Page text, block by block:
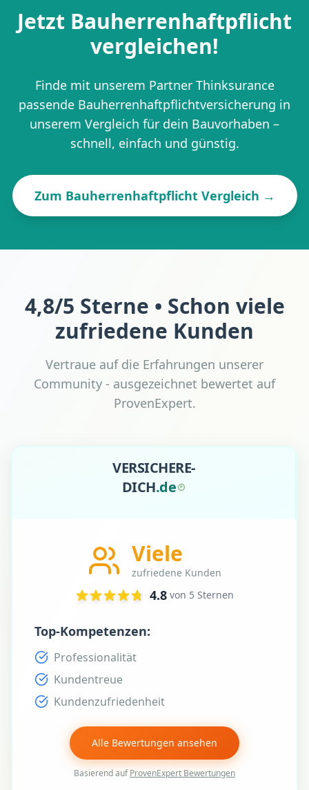
Jetzt Bauherrenhaftpflicht
vergleichen!
Finde mit unserem Partner Thinksurance
passende Bauherrenhaftpflichtversicherung in
unserem Vergleich für dein Bauvorhaben –
schnell, einfach und günstig.
Zum Bauherrenhaftpflicht Vergleich →
4,8/5 Sterne • Schon viele
zufriedene Kunden
Vertraue auf die Erfahrungen unserer
Community - ausgezeichnet bewertet auf
ProvenExpert.
VERSICHERE-
DICH.de
Viele
zufriedene Kunden
4.8 von 5 Sternen
Top-Kompetenzen:
Professionalität
Kundentreue
Kundenzufriedenheit
Alle Bewertungen ansehen
Basierend aufProvenExpert Bewertungen